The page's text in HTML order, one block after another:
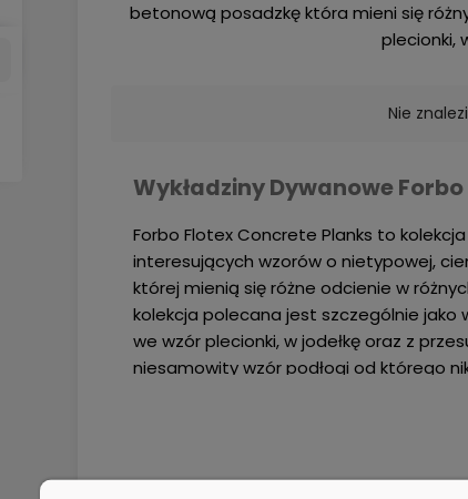
betonową posadzkę która mieni się
plecionki,
Nie
Wykładziny Dywanowe
Forbo Flotex Concrete Planks to
interesujących wzorów o nietypowej,
której mienią się różne odcienie w
kolekcja polecana jest szczególnie jako
we wzór plecionki, w jodełkę oraz z
niesamowity wzór podłogi od którego